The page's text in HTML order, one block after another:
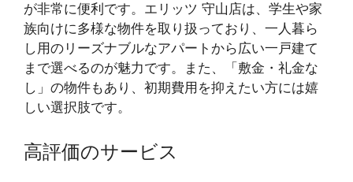
が非常に便利です。エリッツ 守山店は、学生や家
族向けに多様な物件を取り扱っており、一人暮ら
し用のリーズナブルなアパートから広い一戸建て
まで選べるのが魅力です。また、「敷金・礼金な
し」の物件もあり、初期費用を抑えたい方には嬉
しい選択肢です。
高評価のサービス